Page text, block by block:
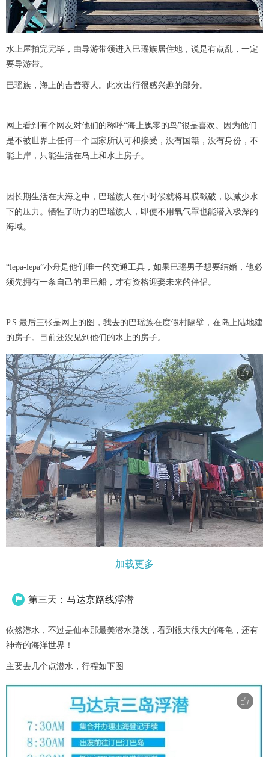
水上屋拍完完毕，由导游带领进入巴瑶族居住地，说是有点乱，一定
要导游带。
巴瑶族，海上的吉普赛人。此次出行很感兴趣的部分。
网上看到有个网友对他们的称呼“海上飘零的鸟”很是喜欢。因为他们
是不被世界上任何一个国家所认可和接受，没有国籍，没有身份，不
能上岸，只能生活在岛上和水上房子。
因长期生活在大海之中，巴瑶族人在小时候就将耳膜戳破，以减少水
下的压力。牺牲了听力的巴瑶族人，即使不用氧气罩也能潜入极深的
海域。
“lepa-lepa”小舟是他们唯一的交通工具，如果巴瑶男子想要结婚，他必
须先拥有一条自己的里巴船，才有资格迎娶未来的伴侣。
P.S.最后三张是网上的图，我去的巴瑶族在度假村隔壁，在岛上陆地建
的房子。目前还没见到他们的水上的房子。
加载更多
 第三天：马达京路线浮潜
依然潜水，不过是仙本那最美潜水路线，看到很大很大的海龟，还有
神奇的海洋世界！
主要去几个点潜水，行程如下图